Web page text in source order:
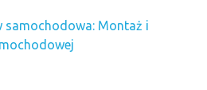
samochodowa: Montaż i